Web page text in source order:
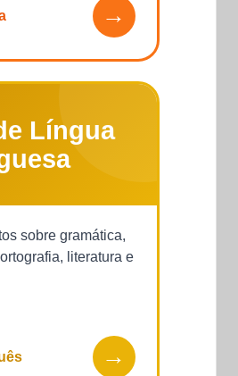
→
Língua
sobre gramática,
literatura e
→